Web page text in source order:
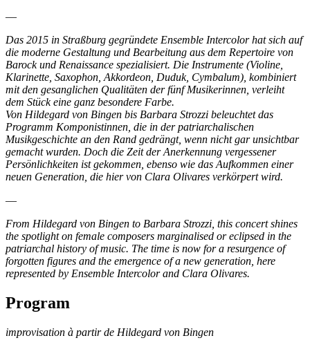
—
Das 2015 in Straßburg gegründete Ensemble Intercolor hat sich auf
die moderne Gestaltung und Bearbeitung aus dem Repertoire von
Barock und Renaissance spezialisiert. Die Instrumente (Violine,
Klarinette, Saxophon, Akkordeon, Duduk, Cymbalum), kombiniert
mit den gesanglichen Qualitäten der fünf Musikerinnen, verleiht
dem Stück eine ganz besondere Farbe.
Von Hildegard von Bingen bis Barbara Strozzi beleuchtet das
Programm Komponistinnen, die in der patriarchalischen
Musikgeschichte an den Rand gedrängt, wenn nicht gar unsichtbar
gemacht wurden. Doch die Zeit der Anerkennung vergessener
Persönlichkeiten ist gekommen, ebenso wie das Aufkommen einer
neuen Generation, die hier von Clara Olivares verkörpert wird.
—
From Hildegard von Bingen to Barbara Strozzi, this concert shines
the spotlight on female composers marginalised or eclipsed in the
patriarchal history of music. The time is now for a resurgence of
forgotten figures and the emergence of a new generation, here
represented by Ensemble Intercolor and Clara Olivares.
Program
improvisation à partir de Hildegard von Bingen